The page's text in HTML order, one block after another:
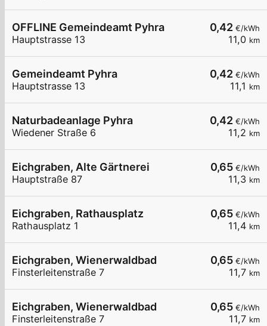
0,42 €/kWh
11,0 km
OFFLINE Gemeindeamt Pyhra
Hauptstrasse 13
0,42 €/kWh
11,1 km
Gemeindeamt Pyhra
Hauptstrasse 13
0,42 €/kWh
11,2 km
Naturbadeanlage Pyhra
Wiedener Straße 6
0,65 €/kWh
11,3 km
Eichgraben, Alte Gärtnerei
Hauptstraße 87
0,65 €/kWh
11,4 km
Eichgraben, Rathausplatz
Rathausplatz 1
0,65 €/kWh
11,7 km
Eichgraben, Wienerwaldbad
Finsterleitenstraße 7
0,65 €/kWh
11,7 km
Eichgraben, Wienerwaldbad
Finsterleitenstraße 7